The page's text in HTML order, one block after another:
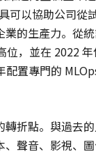
可以協助公司從
的生產力。從
，並在 2022
置專門的
折點。與過去
聲音、影視、